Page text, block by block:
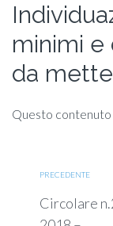
minimi e
da
Questo contenuto
PRECEDENTE
Circolare